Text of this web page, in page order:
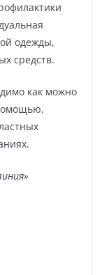
одежды,
средств.
как можно